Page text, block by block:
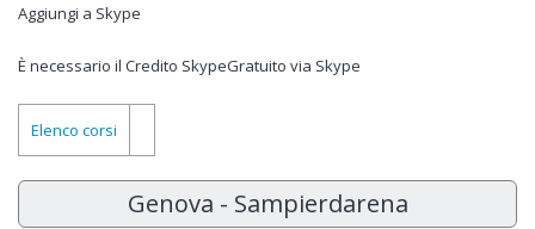
Aggiungi a Skype
È necessario il Credito SkypeGratuito via Skype
Elenco corsi
Genova - Sampierdarena